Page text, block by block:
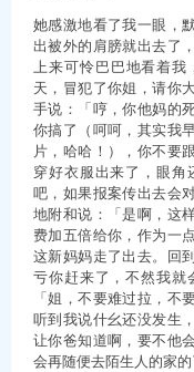
她感激地看了我一眼，
出被外的肩膀就出去了
上来可怜巴巴地看着
天，冒犯了你姐，请你
手说：「哼，你他妈的
你搞了（呵呵，其实我
片，哈哈！），你不要
穿好衣服出来了，眼
吧，如果报案传出去会
地附和说：「是啊，这
费加五倍给你，作为一
这新妈妈走了出去。回
亏你赶来了，不然我就
「姐，不要难过拉，不
听到我说什幺还没发生
让你爸知道啊，要不他
会再随便去陌生人的家的